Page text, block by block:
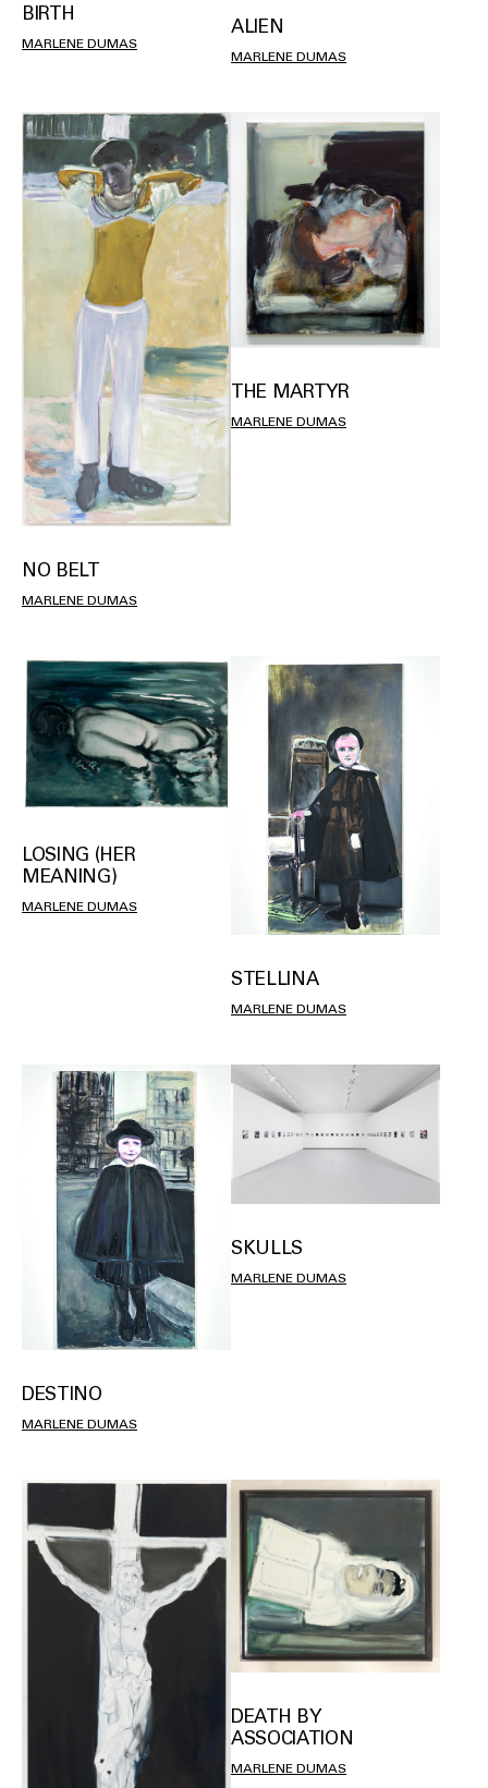
BIRTH
MARLENE DUMAS
ALIEN
MARLENE DUMAS
NO BELT
MARLENE DUMAS
THE MARTYR
MARLENE DUMAS
LOSING (HER
MEANING)
MARLENE DUMAS
STELLINA
MARLENE DUMAS
DESTINO
MARLENE DUMAS
SKULLS
MARLENE DUMAS
DEATH BY
ASSOCIATION
MARLENE DUMAS